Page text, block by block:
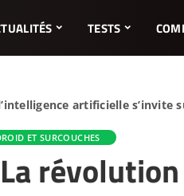
TESTS
artificielle s’invite
ET SURCOUCHES